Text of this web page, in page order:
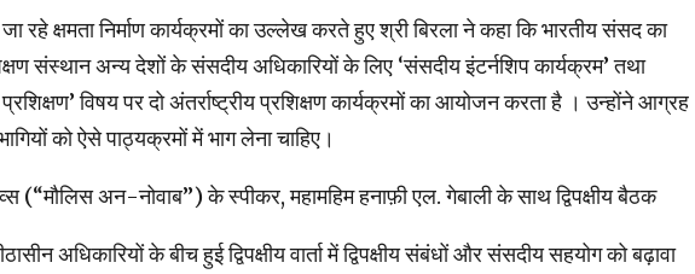
रहे क्षमता निर्माण कार्यक्रमों का उल्लेख करते हुए श्री बिरला ने कहा कि भारतीय संसद का
संस्थान अन्य देशों के संसदीय अधिकारियों के लिए ‘संसदीय इंटर्नशिप कार्यक्रम’ तथा
प्रशिक्षण’ विषय पर दो अंतर्राष्ट्रीय प्रशिक्षण कार्यक्रमों का आयोजन करता है । उन्होंने आग्रह
को ऐसे पाठ्यक्रमों में भाग लेना चाहिए।
अन-नोवाब”) के स्पीकर, महामहिम हनाफ़ी एल. गेबाली के साथ द्विपक्षीय बैठक
अधिकारियों के बीच हुई द्विपक्षीय वार्ता में द्विपक्षीय संबंधों और संसदीय सहयोग को बढ़ावा